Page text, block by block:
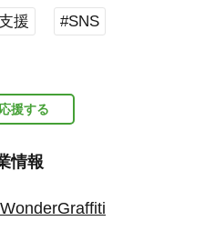
援 #SNS
応援する
情報